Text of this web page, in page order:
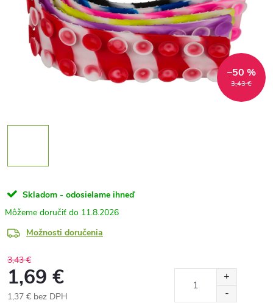
3,43 €
–50 %
Skladom - odosielame ihneď
11.8.2026
Možnosti doručenia
3,43 €
1,69 €
1,37 € bez DPH